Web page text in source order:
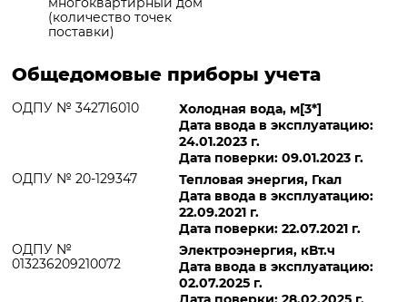
(количество точек
поставки)
Общедомовые приборы учета
ОДПУ № 342716010
Холодная вода, м[3*]
Дата ввода в эксплуатацию:
24.01.2023 г.
Дата поверки: 09.01.2023 г.
ОДПУ № 20-129347
Тепловая энергия, Гкал
Дата ввода в эксплуатацию:
22.09.2021 г.
Дата поверки: 22.07.2021 г.
ОДПУ №
013236209210072
Электроэнергия, кВт.ч
Дата ввода в эксплуатацию:
02.07.2025 г.